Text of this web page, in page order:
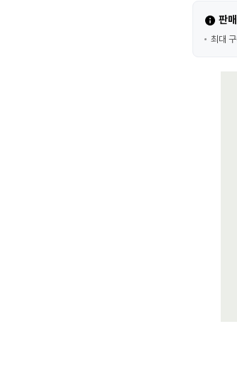
판
최대